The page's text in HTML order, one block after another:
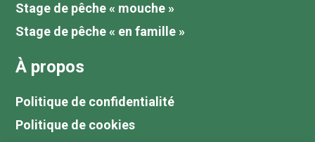
Stage de pêche « mouche »
Stage de pêche « en famille »
À propos
Politique de confidentialité
Politique de cookies